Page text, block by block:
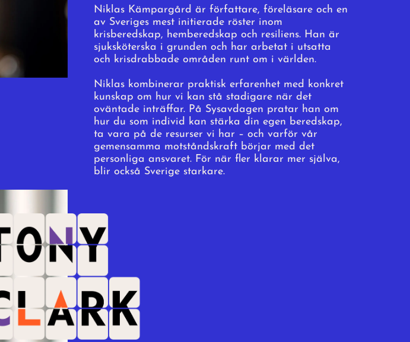
Plats:Media Evolution
Plats:Media Evolution
Slut
Niklas Kämpargård är författare, föreläsare och en
av Sveriges mest initierade röster inom
krisberedskap, hemberedskap och resiliens. Han är
sjuksköterska i grunden och har arbetat i utsatta
och krisdrabbade områden runt om i världen.
Niklas kombinerar praktisk erfarenhet med konkret
kunskap om hur vi kan stå stadigare när det
oväntade inträffar. På Sysavdagen pratar han om
hur du som individ kan stärka din egen beredskap,
ta vara på de resurser vi har – och varför vår
gemensamma motståndskraft börjar med det
personliga ansvaret. För när fler klarar mer själva,
blir också Sverige starkare.